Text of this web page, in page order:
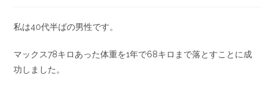
私は40代半ばの男性です。
マックス78キロあった体重を1年で68キロまで落とすことに成
功しました。